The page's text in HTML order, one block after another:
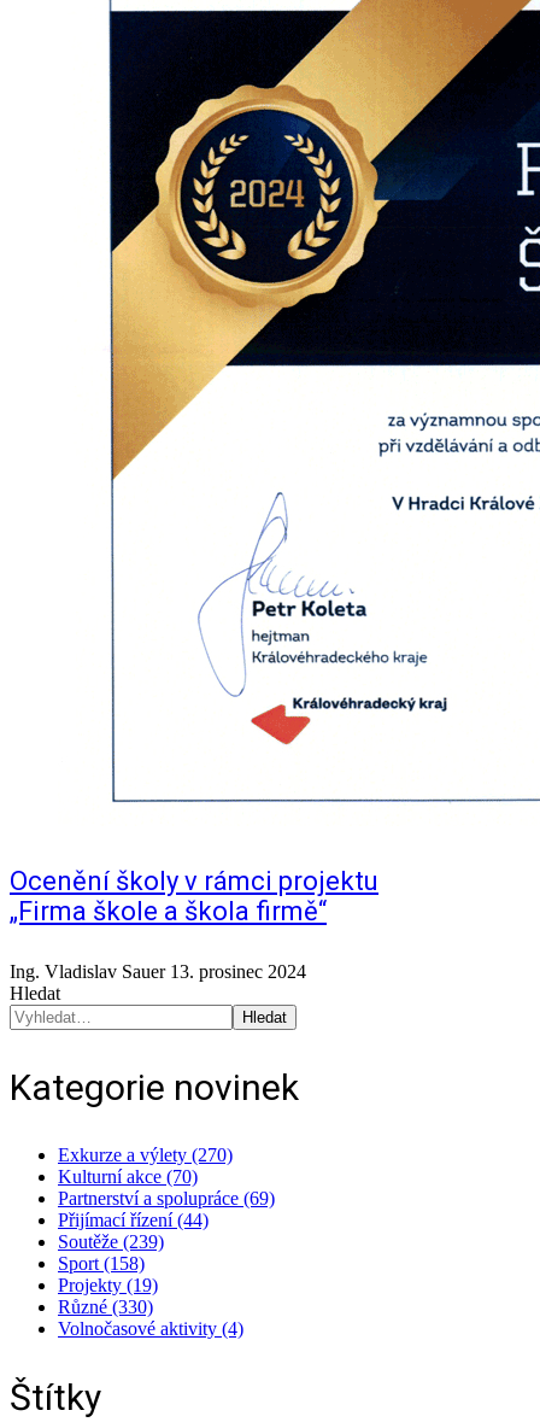
Ocenění školy v rámci projektu
„Firma škole a škola firmě“
Ing. Vladislav Sauer 13. prosinec 2024
Hledat
Hledat
Kategorie novinek
Exkurze a výlety (270)
Kulturní akce (70)
Partnerství a spolupráce (69)
Přijímací řízení (44)
Soutěže (239)
Sport (158)
Projekty (19)
Různé (330)
Volnočasové aktivity (4)
Štítky